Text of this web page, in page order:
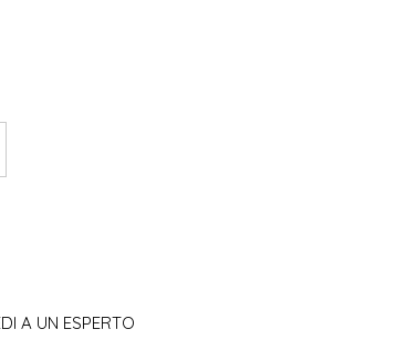
A UN ESPERTO